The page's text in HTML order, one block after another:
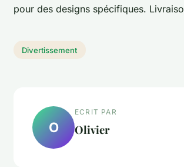
pour des designs spécifiques.
Divertissement
O
ECRIT PAR
Olivier